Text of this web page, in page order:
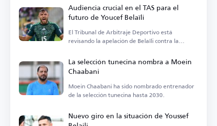
Audiencia crucial en el TAS para el
futuro de Youcef Belaïli
El Tribunal de Arbitraje Deportivo está
revisando la apelación de Belaïli contra la
La selección tunecina nombra a Moein
Chaabani
Moein Chaabani ha sido nombrado entrenador
de la selección tunecina hasta 2030.
Nuevo giro en la situación de Youssef